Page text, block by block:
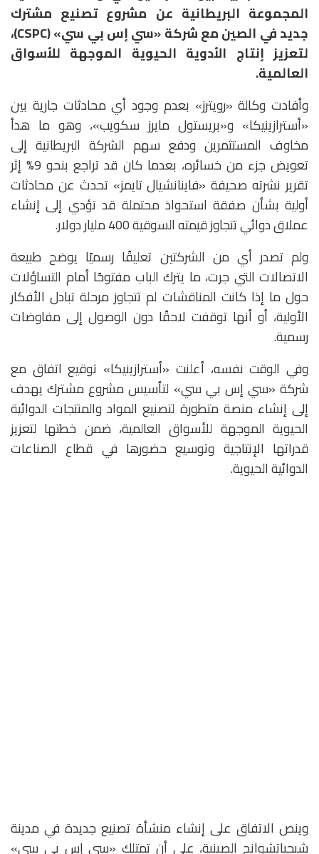
المجموعة البريطانية عن مشروع تصنيع مشترك
جديد في الصين مع شركة «سي إس بي سي» (CSPC)،
لتعزيز إنتاج الأدوية الحيوية الموجهة للأسواق
العالمية.
وأفادت وكالة «رويترز» بعدم وجود أي محادثات جارية بين
«أسترازينيكا» و«بريستول مايرز سكويب»، وهو ما هدأ
مخاوف المستثمرين ودفع سهم الشركة البريطانية إلى
تعويض جزء من خسائره، بعدما كان قد تراجع بنحو 9% إثر
تقرير نشرته صحيفة «فاينانشيال تايمز» تحدث عن محادثات
أولية بشأن صفقة استحواذ محتملة قد تؤدي إلى إنشاء
عملاق دوائي تتجاوز قيمته السوقية 400 مليار دولار.
ولم تصدر أي من الشركتين تعليقًا رسميًا يوضح طبيعة
الاتصالات التي جرت، ما يترك الباب مفتوحًا أمام التساؤلات
حول ما إذا كانت المناقشات لم تتجاوز مرحلة تبادل الأفكار
الأولية، أو أنها توقفت لاحقًا دون الوصول إلى مفاوضات
رسمية.
وفي الوقت نفسه، أعلنت «أسترازينيكا» توقيع اتفاق مع
شركة «سي إس بي سي» لتأسيس مشروع مشترك يهدف
إلى إنشاء منصة متطورة لتصنيع المواد والمنتجات الدوائية
الحيوية الموجهة للأسواق العالمية، ضمن خطتها لتعزيز
قدراتها الإنتاجية وتوسيع حضورها في قطاع الصناعات
الدوائية الحيوية.
وينص الاتفاق على إنشاء منشأة تصنيع جديدة في مدينة
شيجياتشوانج الصينية، على أن تمتلك «سي إس بي سي»